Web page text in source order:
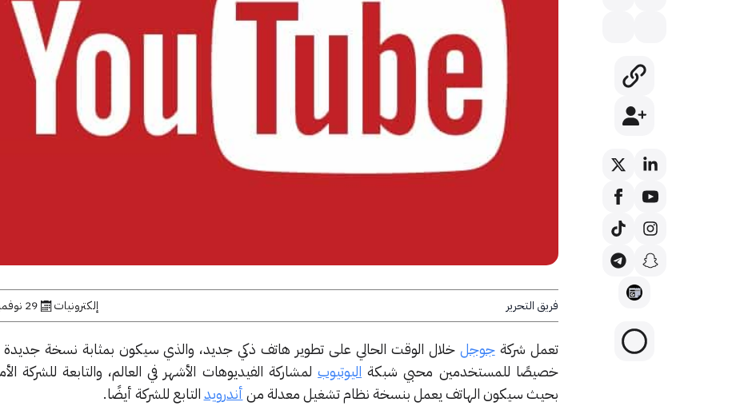
فريق التحرير إلكترونيات 29 نوفمبر, 2017
تعمل شركةجوجل خلال الوقت الحالي على تطوير هاتف ذكي جديد، والذي سيكون بمثابة نسخة
خصيصًا للمستخدمين محبي شبكة اليوتيوبلمشاركة الفيديوهات الأشهر في العالم، والتابعة للشركة
بحيث سيكون الهاتف يعمل بنسخة نظام تشغيل معدلة منأندرويدالتابع للشركة أيضًا.